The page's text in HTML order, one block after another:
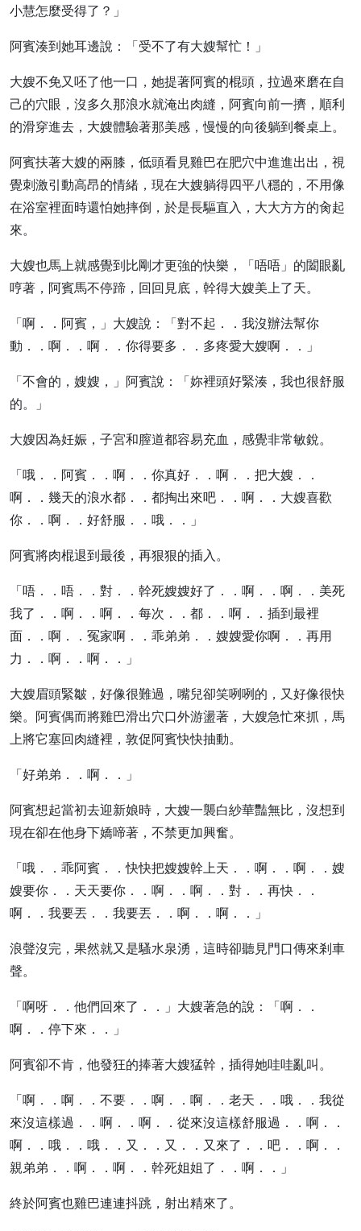
小慧怎麼受得了？」
阿賓湊到她耳邊說：「受不了有大嫂幫忙！」
大嫂不免又呸了他一口，她提著阿賓的棍頭，拉過來磨在自
己的穴眼，沒多久那浪水就淹出肉縫，阿賓向前一擠，順利
的滑穿進去，大嫂體驗著那美感，慢慢的向後躺到餐桌上。
阿賓扶著大嫂的兩膝，低頭看見雞巴在肥穴中進進出出，視
覺刺激引動高昂的情緒，現在大嫂躺得四平八穩的，不用像
在浴室裡面時還怕她摔倒，於是長驅直入，大大方方的肏起
來。
大嫂也馬上就感覺到比剛才更強的快樂，「唔唔」的闔眼亂
哼著，阿賓馬不停蹄，回回見底，幹得大嫂美上了天。
「啊．．阿賓，」大嫂說：「對不起．．我沒辦法幫你
動．．啊．．啊．．你得要多．．多疼愛大嫂啊．．」
「不會的，嫂嫂，」阿賓說：「妳裡頭好緊湊，我也很舒服
的。」
大嫂因為妊娠，子宮和膣道都容易充血，感覺非常敏銳。
「哦．．阿賓．．啊．．你真好．．啊．．把大嫂．．
啊．．幾天的浪水都．．都掏出來吧．．啊．．大嫂喜歡
你．．啊．．好舒服．．哦．．」
阿賓將肉棍退到最後，再狠狠的插入。
「唔．．唔．．對．．幹死嫂嫂好了．．啊．．啊．．美死
我了．．啊．．啊．．每次．．都．．啊．．插到最裡
面．．啊．．冤家啊．．乖弟弟．．嫂嫂愛你啊．．再用
力．．啊．．啊．．」
大嫂眉頭緊皺，好像很難過，嘴兒卻笑咧咧的，又好像很快
樂。阿賓偶而將雞巴滑出穴口外游盪著，大嫂急忙來抓，馬
上將它塞回肉縫裡，敦促阿賓快快抽動。
「好弟弟．．啊．．」
阿賓想起當初去迎新娘時，大嫂一襲白紗華豔無比，沒想到
現在卻在他身下嬌啼著，不禁更加興奮。
「哦．．乖阿賓．．快快把嫂嫂幹上天．．啊．．啊．．嫂
嫂要你．．天天要你．．啊．．啊．．對．．再快．．
啊．．我要丟．．我要丟．．啊．．啊．．」
浪聲沒完，果然就又是騷水泉湧，這時卻聽見門口傳來剎車
聲。
「啊呀．．他們回來了．．」大嫂著急的說：「啊．．
啊．．停下來．．」
阿賓卻不肯，他發狂的捧著大嫂猛幹，插得她哇哇亂叫。
「啊．．啊．．不要．．啊．．啊．．老天．．哦．．我從
來沒這樣過．．啊．．啊．．從來沒這樣舒服過．．啊．．
啊．．哦．．哦．．又．．又．．又來了．．吧．．啊．．
親弟弟．．啊．．啊．．幹死姐姐了．．啊．．」
終於阿賓也雞巴連連抖跳，射出精來了。